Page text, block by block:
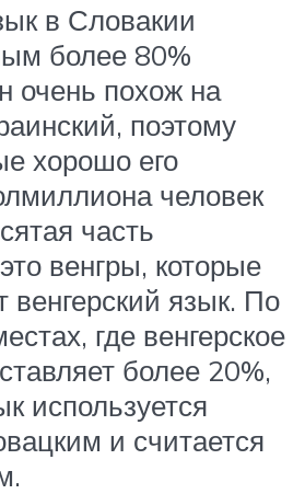
в Словакии
более 80%
очень похож на
поэтому
хорошо его
человек
часть
венгры, которые
венгерский язык. По
где венгерское
более 20%,
используется
и считается